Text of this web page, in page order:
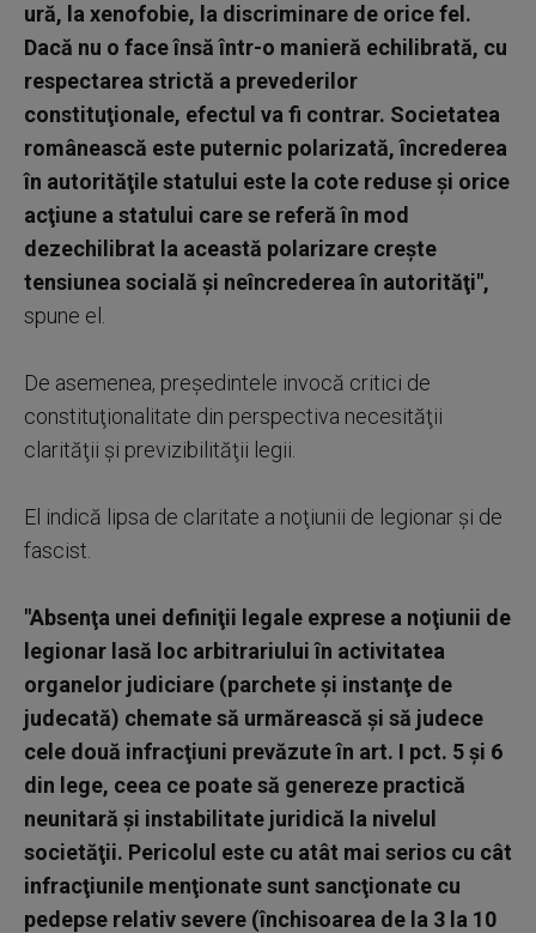
ură, la xenofobie, la discriminare de orice fel.
Dacă nu o face însă într-o manieră echilibrată, cu
respectarea strictă a prevederilor
constituţionale, efectul va fi contrar. Societatea
românească este puternic polarizată, încrederea
în autorităţile statului este la cote reduse şi orice
acţiune a statului care se referă în mod
dezechilibrat la această polarizare creşte
tensiunea socială şi neîncrederea în autorităţi",
spune el.
De asemenea, preşedintele invocă critici de
constituţionalitate din perspectiva necesităţii
clarităţii şi previzibilităţii legii.
El indică lipsa de claritate a noţiunii de legionar şi de
fascist.
"Absenţa unei definiţii legale exprese a noţiunii de
legionar lasă loc arbitrariului în activitatea
organelor judiciare (parchete şi instanţe de
judecată) chemate să urmărească şi să judece
cele două infracţiuni prevăzute în art. I pct. 5 şi 6
din lege, ceea ce poate să genereze practică
neunitară şi instabilitate juridică la nivelul
societăţii. Pericolul este cu atât mai serios cu cât
infracţiunile menţionate sunt sancţionate cu
pedepse relativ severe (închisoarea de la 3 la 10